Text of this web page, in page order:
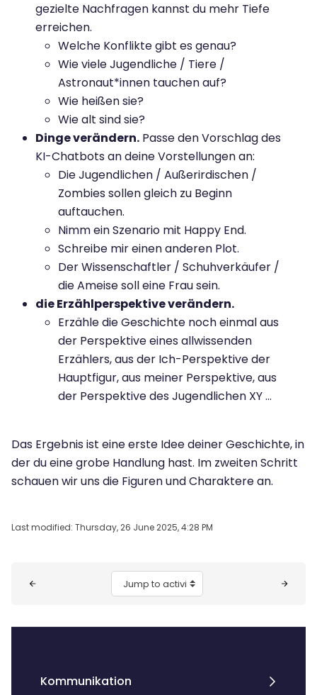
gezielte Nachfragen kannst du mehr Tiefe
erreichen.
Welche Konflikte gibt es genau?
Wie viele Jugendliche / Tiere /
Astronaut*innen tauchen auf?
Wie heißen sie?
Wie alt sind sie?
Dinge verändern. Passe den Vorschlag des
KI-Chatbots an deine Vorstellungen an:
Die Jugendlichen / Außerirdischen /
Zombies sollen gleich zu Beginn
auftauchen.
Nimm ein Szenario mit Happy End.
Schreibe mir einen anderen Plot.
Der Wissenschaftler / Schuhverkäufer /
die Ameise soll eine Frau sein.
die Erzählperspektive verändern.
Erzähle die Geschichte noch einmal aus
der Perspektive eines allwissenden
Erzählers, aus der Ich-Perspektive der
Hauptfigur, aus meiner Perspektive, aus
der Perspektive des Jugendlichen XY ...
Das Ergebnis ist eine erste Idee deiner Geschichte, in
der du eine grobe Handlung hast. Im zweiten Schritt
schauen wir uns die Figuren und Charaktere an.
Last modified: Thursday, 26 June 2025, 4:28 PM
Jump to activity
Kommunikation